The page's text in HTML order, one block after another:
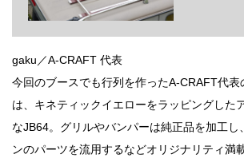
gaku／A-CRAFT 代表
今回のブースでも行列を作ったA-CRAFT代
は、キネティックイエローをラッピングした
なJB64。グリルやバンパーは純正品を加工し
ンのパーツを流用するなどオリジナリティ満載